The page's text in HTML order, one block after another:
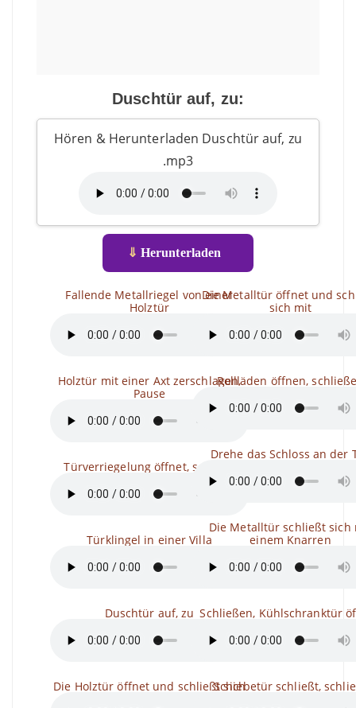
Duschtür auf, zu:
Hören & Herunterladen Duschtür auf, zu
.mp3
⇓ Herunterladen
Fallende Metallriegel von einer
Holztür
Holztür mit einer Axt zerschlagen,
Pause
Türverriegelung öffnet, schließt
Türklingel in einer Villa
Duschtür auf, zu
Die Holztür öffnet und schließt sich
Die Metalltür öffnet und
sich mit
Rollläden öffnen,
Drehe das Schloss an der
Die Metalltür schließt sich
einem Knarren
Schließen, Kühlschranktür
Schiebetür schließt,